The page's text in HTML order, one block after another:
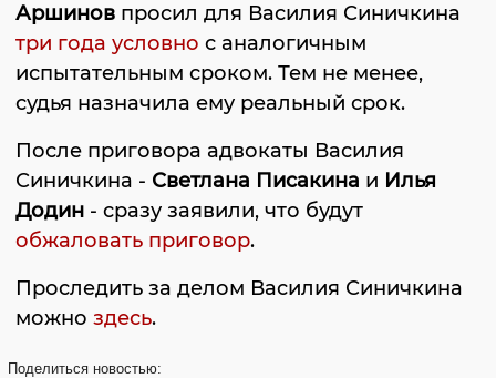
Аршинов просил для Василия Синичкина
три года условно с аналогичным
испытательным сроком. Тем не менее,
судья назначила ему реальный срок.
После приговора адвокаты Василия
Синичкина - Светлана Писакина и Илья
Додин - сразу заявили, что будут
обжаловать приговор.
Проследить за делом Василия Синичкина
можно здесь.
Поделиться новостью: